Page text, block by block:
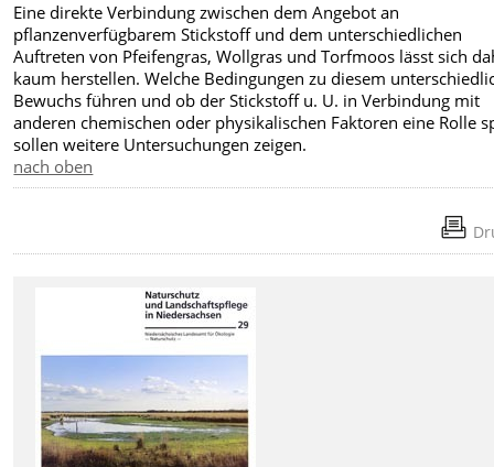
Eine direkte Verbindung zwischen dem Angebot an
pflanzenverfügbarem Stickstoff und dem unterschiedlichen
Auftreten von Pfeifengras, Wollgras und Torfmoos lässt sich
kaum herstellen. Welche Bedingungen zu diesem
Bewuchs führen und ob der Stickstoff u. U. in Verbindung mit
anderen chemischen oder physikalischen Faktoren eine Rolle
sollen weitere Untersuchungen zeigen.
nach oben